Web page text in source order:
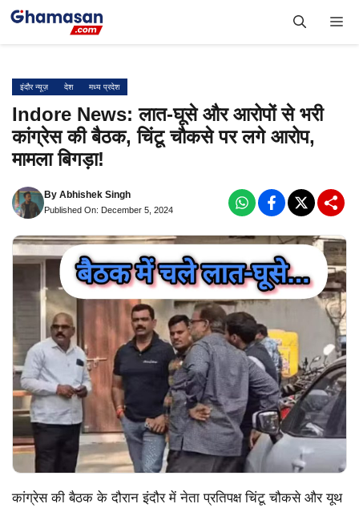
Skip
इंदौर न्यूज़ देश मध्य प्रदेश
Indore News: लात-घूसे और आरोपों से भरी
कांग्रेस की बैठक, चिंटू चौकसे पर लगे आरोप,
मामला बिगड़ा!
By Abhishek Singh
Published On: December 5, 2024
कांग्रेस की बैठक के दौरान इंदौर में नेता प्रतिपक्ष चिंटू चौकसे और यूथ